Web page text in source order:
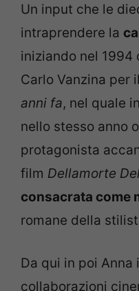
Un input che le
intraprendere la
iniziando nel 1994
Carlo Vanzina per
anni fa, nel quale
nello stesso anno
protagonista
film Dellamorte
consacrata come
romane della
Da qui in poi Anna
collaborazioni